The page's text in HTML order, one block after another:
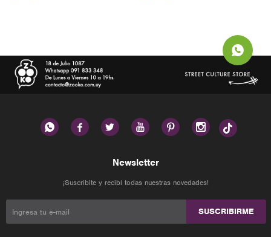
     
Newsletter
¡Suscribite y recibí todas nuestras novedades!
SUSCRIBIRME